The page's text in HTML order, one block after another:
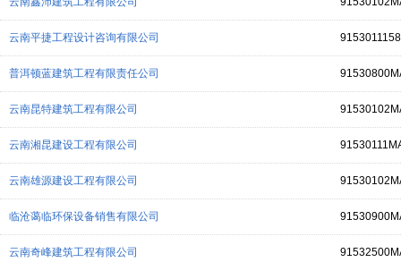
云南平捷工程设计咨询有限公司
普洱顿蓝建筑工程有限责任公司
云南昆特建筑工程有限公司
云南湘昆建设工程有限公司
云南雄源建设工程有限公司
临沧蔼临环保设备销售有限公司
云南奇峰建筑工程有限公司